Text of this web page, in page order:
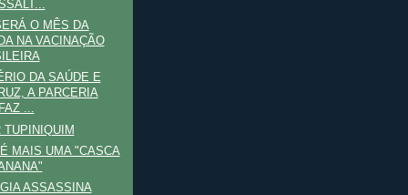
O MÊS DA
NA VACINAÇÃO
DA SAÚDE E
A PARCERIA
...
TUPINIQUIM
MAIS UMA "CASCA
ASSASSINA